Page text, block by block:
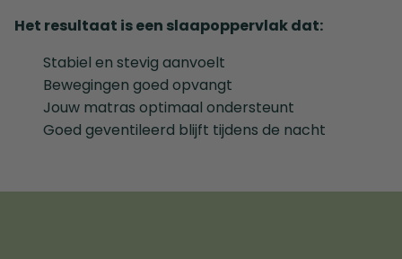
Het resultaat is een slaapoppervlak dat:
Stabiel en stevig aanvoelt
Bewegingen goed opvangt
Jouw matras optimaal ondersteunt
Goed geventileerd blijft tijdens de nacht